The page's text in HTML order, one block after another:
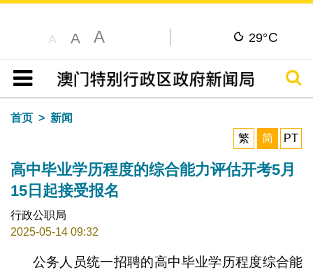
A A A 29°C
目录
搜寻
首页
新闻
繁
简 PT
高中毕业学历程度的综合能力评估开考5月
15日起接受报名
行政公职局
2025-05-14 09:32
公务人员统一招聘的高中毕业学历程度综合能